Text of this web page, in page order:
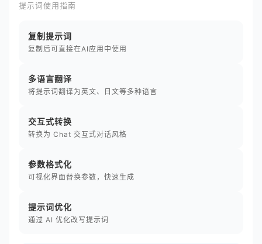
提示词使用指南
复制提示词
复制后可直接在AI应用中使用
多语言翻译
将提示词翻译为英文、日文等多种语言
交互式转换
转换为 Chat 交互式对话风格
参数格式化
可视化界面替换参数，快速生成
提示词优化
通过 AI 优化改写提示词